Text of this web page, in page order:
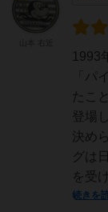
1993
「パ
たこ
登場
決め
グは
を受
続きを